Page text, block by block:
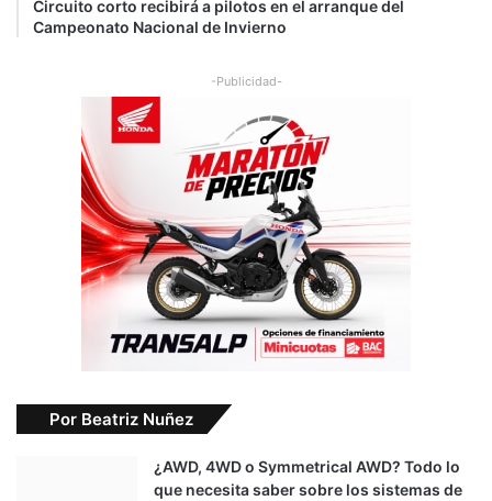
Circuito corto recibirá a pilotos en el arranque del
Campeonato Nacional de Invierno
-Publicidad-
Por Beatriz Nuñez
¿AWD, 4WD o Symmetrical AWD? Todo lo
que necesita saber sobre los sistemas de